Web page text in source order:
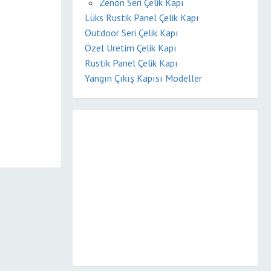
Zenon Seri Çelik Kapı
Lüks Rustik Panel Çelik Kapı
Outdoor Seri Çelik Kapı
Özel Üretim Çelik Kapı
Rustik Panel Çelik Kapı
Yangın Çıkış Kapısı Modeller